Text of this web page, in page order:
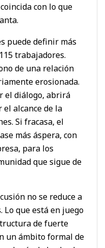
con lo que
puede definir más
trabajadores.
de una relación
erosionada.
el diálogo, abrirá
alcance de la
Si fracasa, el
más áspera, con
para los
que sigue de
no se reduce a
Lo que está en juego
de fuerte
un ámbito formal de